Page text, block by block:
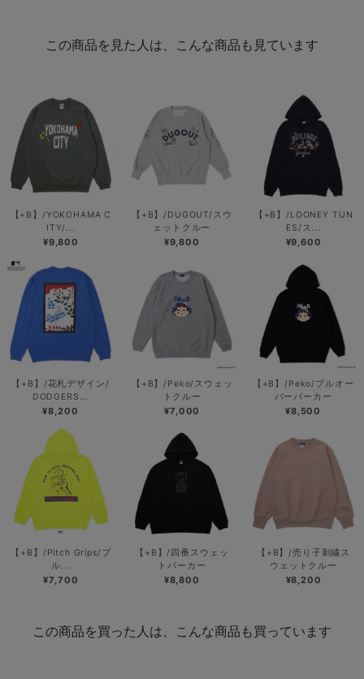
この商品を見た人は、こんな商品も見ています
【+B】/YOKOHAMA C
ITY/...
¥9,800
【+B】/DUGOUT/スウ
ェットクルー
¥9,800
【+B】/LOONEY TUN
ES/ス...
¥9,600
【+B】/花札デザイン/
DODGERS...
¥8,200
【+B】/Peko/スウェッ
トクルー
¥7,000
【+B】/Peko/プルオー
バーパーカー
¥8,500
【+B】/Pitch Grips/プ
ル...
¥7,700
【+B】/四番スウェッ
トパーカー
¥8,800
【+B】/売り子刺繍ス
ウェットクルー
¥8,200
この商品を買った人は、こんな商品も買っています